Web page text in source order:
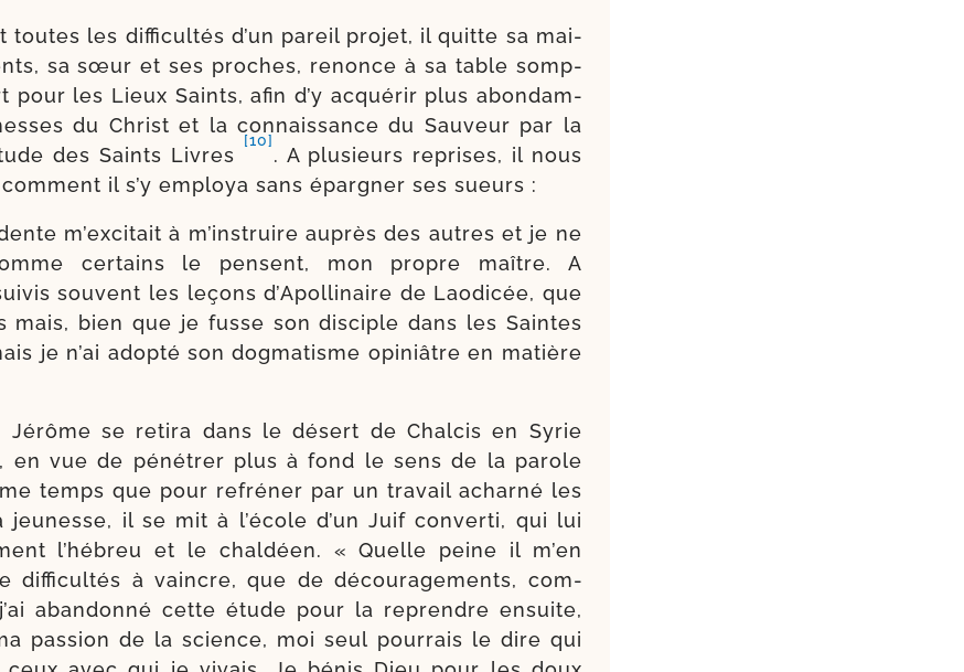
toutes les dif­fi­cul­tés d’un pareil pro­jet, il quitte sa mai­
sa sœur et ses proches, renonce à sa table somp­
pour les Lieux Saints, afin d’y acqué­rir plus abon­dam­
du Christ et la connais­sance du Sauveur par la
des Saints Livres
[10]
. A plu­sieurs reprises, il nous
il s’y employa sans épar­gner ses sueurs :
m’excitait à m’instruire auprès des autres et je ne
cer­tains le pensent, mon propre maître. A
sou­vent les leçons d’Apollinaire de Laodicée, que
mais, bien que je fusse son dis­ciple dans les Saintes
je n’ai adop­té son dog­ma­tisme opi­niâtre en matière
Jérôme se reti­ra dans le désert de Chalcis en Syrie
en vue de péné­trer plus à fond le sens de la parole
temps que pour refré­ner par un tra­vail achar­né les
jeu­nesse, il se mit à l’école d’un Juif conver­ti, qui lui
l’hébreu et le chal­déen. « Quelle peine il m’en
dif­fi­cul­tés à vaincre, que de décou­ra­ge­ments, com­
aban­don­né cette étude pour la reprendre ensuite,
pas­sion de la science, moi seul pour­rais le dire qui